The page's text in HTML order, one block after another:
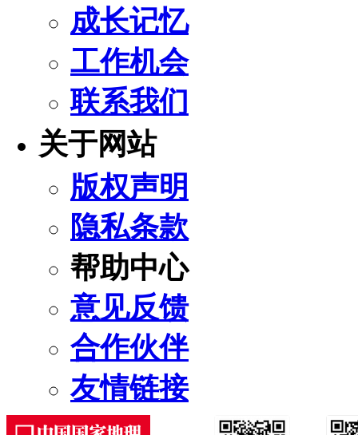
成长记忆
工作机会
联系我们
关于网站
版权声明
隐私条款
帮助中心
意见反馈
合作伙伴
友情链接